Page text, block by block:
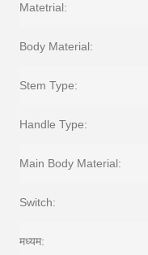
Matetrial:
Body Material:
Stem Type:
Handle Type:
Main Body Material:
Switch:
मध्यम: